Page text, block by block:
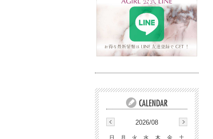
2026/08
日 月 火 水 木 金
土